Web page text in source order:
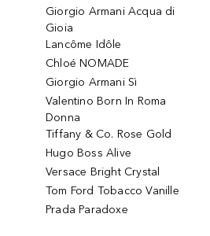
Giorgio Armani Acqua di
Gioia
Lancôme Idôle
Chloé NOMADE
Giorgio Armani Sì
Valentino Born In Roma
Donna
Tiffany & Co. Rose Gold
Hugo Boss Alive
Versace Bright Crystal
Tom Ford Tobacco Vanille
Prada Paradoxe